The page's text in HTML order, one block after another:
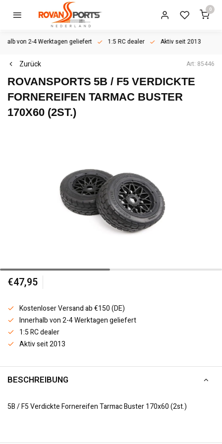
0
von 2-4 Werktagen geliefert 1:5 RC dealer Aktiv seit 2013
Zurück Art: 85446
ROVANSPORTS 5B / F5 VERDICKTE
FORNEREIFEN TARMAC BUSTER
170X60 (2ST.)
€47,95
Kostenloser Versand ab €150 (DE)
Innerhalb von 2-4 Werktagen geliefert
1:5 RC dealer
Aktiv seit 2013
BESCHREIBUNG
5B / F5 Verdickte Fornereifen Tarmac Buster 170x60 (2st.)